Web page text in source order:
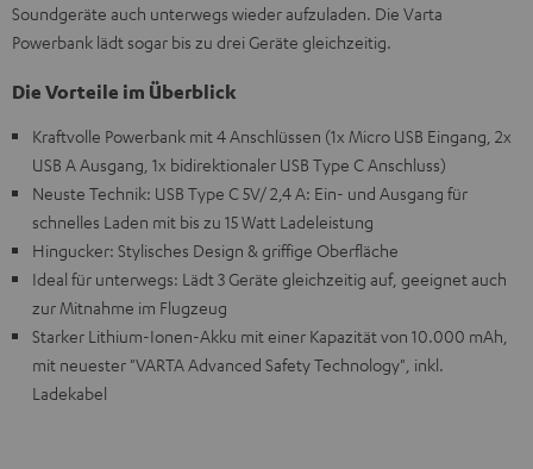
Soundgeräte auch unterwegs wieder aufzuladen. Die Varta
Powerbank lädt sogar bis zu drei Geräte gleichzeitig.
Die Vorteile im Überblick
Kraftvolle Powerbank mit 4 Anschlüssen (1x Micro USB Eingang, 2x
USB A Ausgang, 1x bidirektionaler USB Type C Anschluss)
Neuste Technik: USB Type C 5V/ 2,4 A: Ein- und Ausgang für
schnelles Laden mit bis zu 15 Watt Ladeleistung
Hingucker: Stylisches Design & griffige Oberfläche
Ideal für unterwegs: Lädt 3 Geräte gleichzeitig auf, geeignet auch
zur Mitnahme im Flugzeug
Starker Lithium-Ionen-Akku mit einer Kapazität von 10.000 mAh,
mit neuester "VARTA Advanced Safety Technology", inkl.
Ladekabel